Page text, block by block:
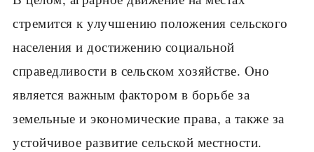
стремится к улучшению положения сельского
населения и достижению социальной
справедливости в сельском хозяйстве. Оно
является важным фактором в борьбе за
земельные и экономические права, а также за
устойчивое развитие сельской местности.